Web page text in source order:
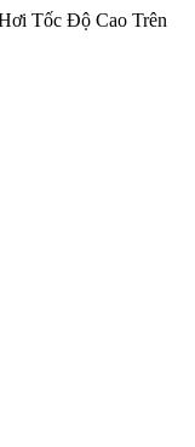
Tốc Độ Cao Trên